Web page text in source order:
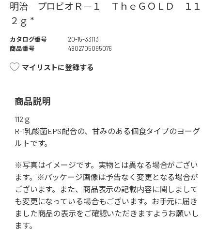
明治 プロビオＲ－１ ＴｈｅＧＯＬＤ １１
２ｇ *
カタログ番号
20-15-33113
商品番号
4902705095076
マイリストに登録する
商品説明
112ｇ
R-1乳酸菌EPS配合の、甘みのある個食タイプのヨーグ
ルトです。
※写真はイメージです。実物とは異なる場合がござい
ます。※パッケージ画像は予告なく変更となる場合が
ございます。また、商品表示の記載内容に関しまして
も変更になっている場合もございます。お手元に届き
ました商品の表示をご確認いただきますようお願いし
ます。